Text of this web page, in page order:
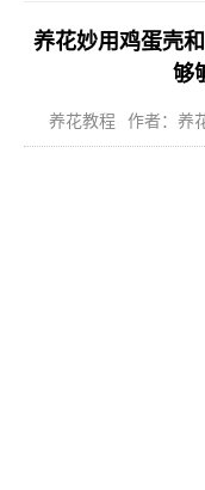
养花妙用鸡蛋壳
够
养花教程 作者：养